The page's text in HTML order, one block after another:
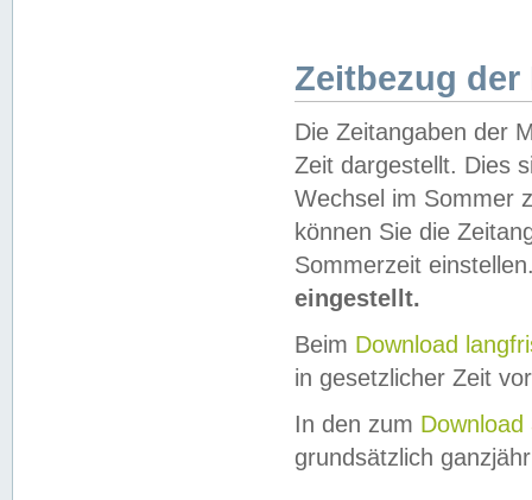
Zeitbezug der
Die Zeitangaben der
Zeit dargestellt. Dies
Wechsel im Sommer
können Sie die
Sommerzeit
eingestellt.
Beim Download
in gesetzlicher Zeit
In den zum Download
grundsätzlich